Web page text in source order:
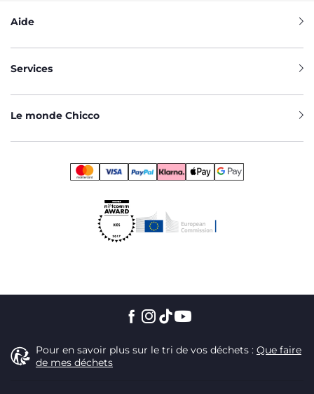
Aide
Services
Le monde Chicco
Pour en savoir plus sur le tri de vos déchets : Que faire
de mes déchets